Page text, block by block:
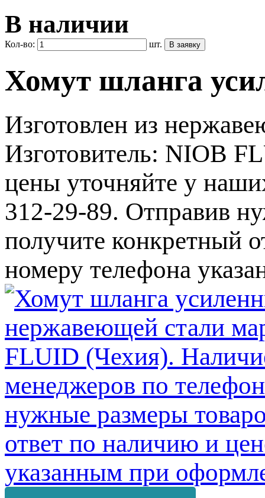
В наличии
Кол-во: шт.
Хомут шланга
Изготовлен из
Изготовитель: NIOB
цены уточняйте у
312-29-89. Отправив
получите конкретный
номеру телефона